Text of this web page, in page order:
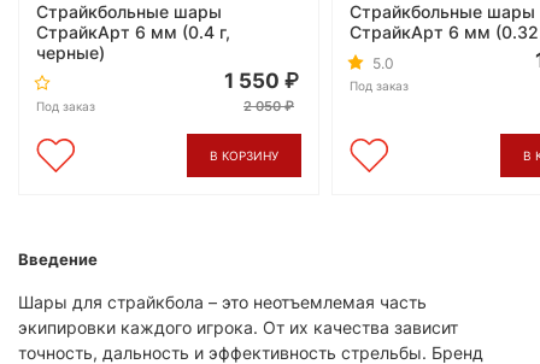
Страйкбольные шары
СтрайкАрт 6 мм (0.4 г,
черные)
Под заказ
1 550
2 050
В КОРЗИНУ
Страйкбольные шары
СтрайкАрт 6 мм (0.32
5.0
Под заказ
В
Введение
Шары для страйкбола – это неотъемлемая часть
экипировки каждого игрока. От их качества зависит
точность, дальность и эффективность стрельбы. Бренд